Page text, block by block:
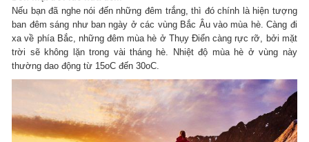
Nếu bạn đã nghe nói đến những đêm trắng, thì đó chính là hiện tượng
ban đêm sáng như ban ngày ở các vùng Bắc Âu vào mùa hè. Càng đi
xa về phía Bắc, những đêm mùa hè ở Thụy Điển càng rực rỡ, bởi mặt
trời sẽ không lặn trong vài tháng hè. Nhiệt độ mùa hè ở vùng này
thường dao động từ 15oC đến 30oC.